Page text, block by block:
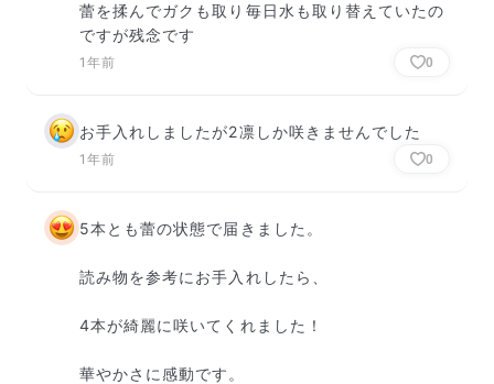
蕾を揉んでガクも取り毎日水も取り替えていたの
ですが残念です
1年前 0
お手入れしましたが2凛しか咲きませんでした
1年前 0
5本とも蕾の状態で届きました。
読み物を参考にお手入れしたら、
4本が綺麗に咲いてくれました！
華やかさに感動です。